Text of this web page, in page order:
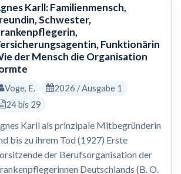
Karll: Familienmensch,
Schwester,
Funktionärin
der Mensch die Organisation
Voge, E.
2026 / Ausgabe 1
24 bis 29
Karll als prinzipale Mitbegründerin
bis zu ihrem Tod (1927) Erste
der Berufsorganisation der
Deutschlands (B. O.